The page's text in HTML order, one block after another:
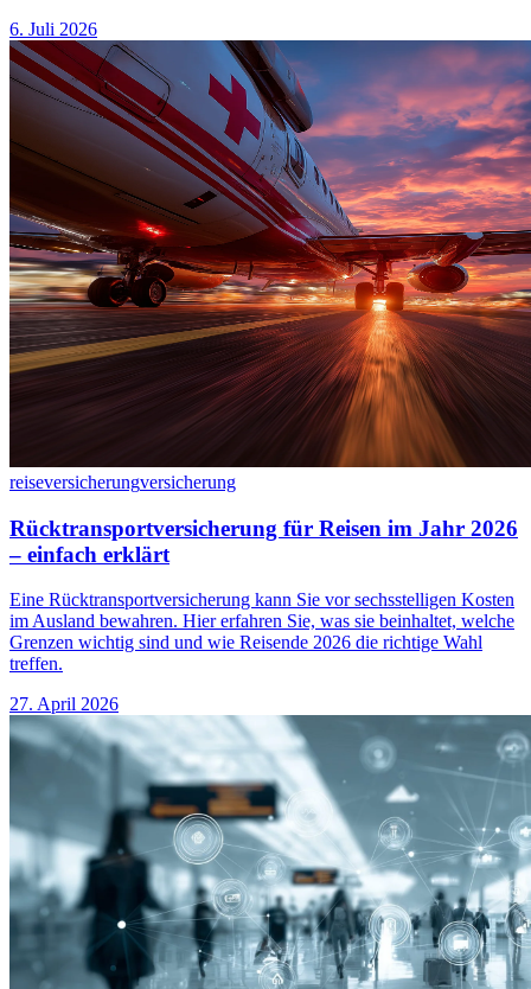
6. Juli 2026
reiseversicherungversicherung
Rücktransportversicherung für Reisen im Jahr 2026
– einfach erklärt
Eine Rücktransportversicherung kann Sie vor sechsstelligen Kosten
im Ausland bewahren. Hier erfahren Sie, was sie beinhaltet, welche
Grenzen wichtig sind und wie Reisende 2026 die richtige Wahl
treffen.
27. April 2026